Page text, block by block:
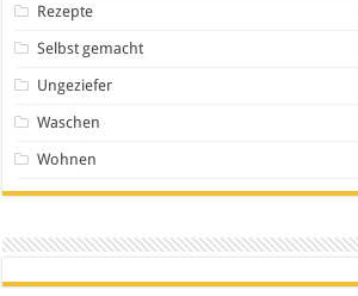
Rezepte
Selbst gemacht
Ungeziefer
Waschen
Wohnen